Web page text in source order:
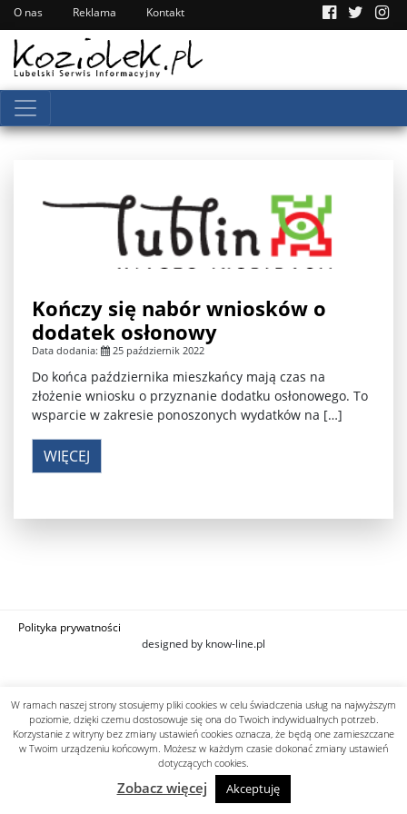
O nas Reklama Kontakt
Kończy się nabór wniosków o
dodatek osłonowy
Data dodania: 25 październik 2022
Do końca października mieszkańcy mają czas na
złożenie wniosku o przyznanie dodatku osłonowego. To
wsparcie w zakresie ponoszonych wydatków na […]
WIĘCEJ
Polityka prywatności
designed by know-line.pl
W ramach naszej strony stosujemy pliki cookies w celu świadczenia usług na najwyższym
poziomie, dzięki czemu dostosowuje się ona do Twoich indywidualnych potrzeb.
Korzystanie z witryny bez zmiany ustawień cookies oznacza, że będą one zamieszczane
w Twoim urządzeniu końcowym. Możesz w każdym czasie dokonać zmiany ustawień
dotyczących cookies.
Zobacz więcej Akceptuję